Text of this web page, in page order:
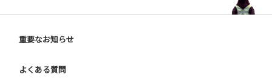
重要なお知らせ
よくある質問